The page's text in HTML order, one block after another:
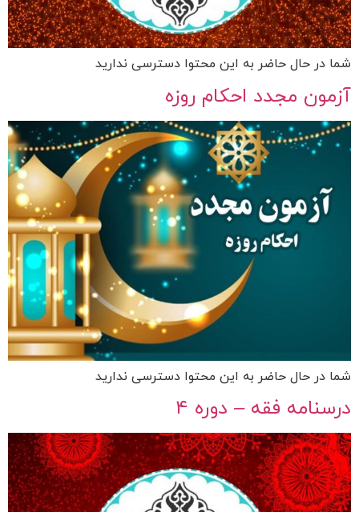
شما در حال حاضر به این محتوا دسترسی ندارید
آزمون مجدد احکام روزه
شما در حال حاضر به این محتوا دسترسی ندارید
درسنامه فقه – دوره ۴